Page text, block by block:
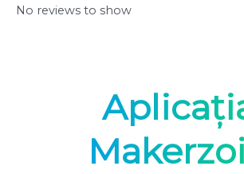
No reviews to show